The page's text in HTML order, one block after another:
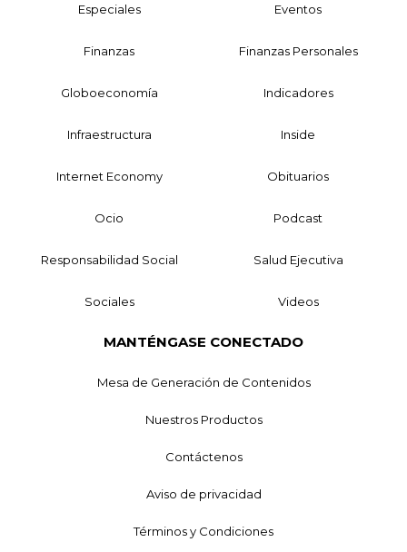
Especiales Eventos
Finanzas Finanzas Personales
Globoeconomía Indicadores
Infraestructura Inside
Internet Economy Obituarios
Ocio Podcast
Responsabilidad Social Salud Ejecutiva
Sociales Videos
MANTÉNGASE CONECTADO
Mesa de Generación de Contenidos
Nuestros Productos
Contáctenos
Aviso de privacidad
Términos y Condiciones